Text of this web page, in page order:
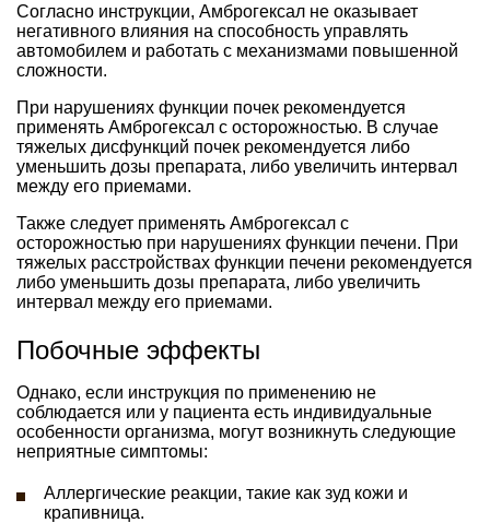
Согласно инструкции, Амброгексал не оказывает
негативного влияния на способность управлять
автомобилем и работать с механизмами повышенной
сложности.
При нарушениях функции почек рекомендуется
применять Амброгексал с осторожностью. В случае
тяжелых дисфункций почек рекомендуется либо
уменьшить дозы препарата, либо увеличить интервал
между его приемами.
Также следует применять Амброгексал с
осторожностью при нарушениях функции печени. При
тяжелых расстройствах функции печени рекомендуется
либо уменьшить дозы препарата, либо увеличить
интервал между его приемами.
Побочные эффекты
Однако, если инструкция по применению не
соблюдается или у пациента есть индивидуальные
особенности организма, могут возникнуть следующие
неприятные симптомы:
Аллергические реакции, такие как зуд кожи и
крапивница.